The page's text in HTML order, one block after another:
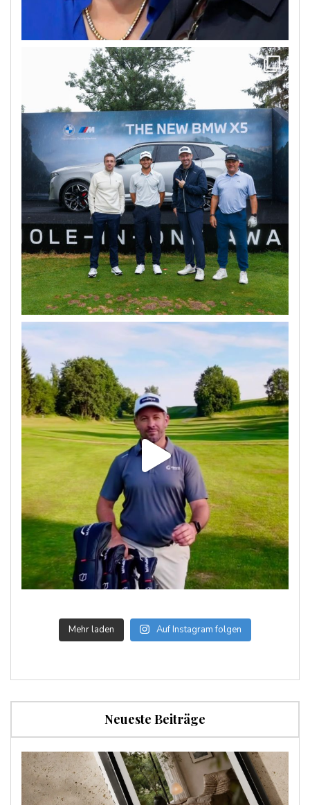
Mehr laden Auf Instagram folgen
Neueste Beiträge